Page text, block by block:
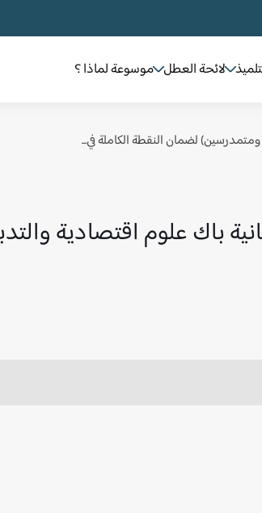
لائحة العطل موسوعة لماذا ؟
ومتمدرسين) لضمان النقطة الكاملة في...
باك علوم اقتصادية